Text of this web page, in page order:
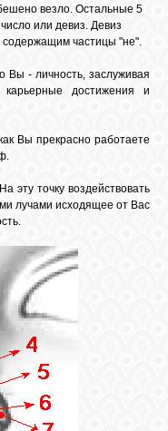
везло. Остальные 5
или девиз. Девиз
частицы "не".
- личность, заслуживая
карьерные достижения и
Вы прекрасно работаете
точку воздействовать
лучами исходящее от Вас